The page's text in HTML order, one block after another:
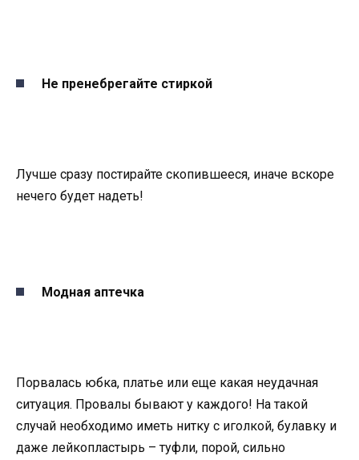
Не пренебрегайте стиркой
Лучше сразу постирайте скопившееся, иначе вскоре
нечего будет надеть!
Модная аптечка
Порвалась юбка, платье или еще какая неудачная
ситуация. Провалы бывают у каждого! На такой
случай необходимо иметь нитку с иголкой, булавку и
даже лейкопластырь – туфли, порой, сильно